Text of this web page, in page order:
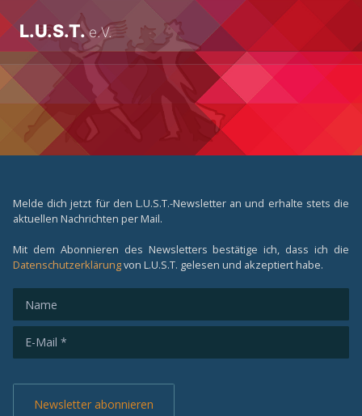
L.U.S.T.e.V.
Melde dich jetzt für den L.U.S.T.-Newsletter an und erhalte stets die
aktuellen Nachrichten per Mail.
Mit dem Abonnieren des Newsletters bestätige ich, dass ich die
Datenschutzerklärungvon L.U.S.T. gelesen und akzeptiert habe.
Newsletter abonnieren